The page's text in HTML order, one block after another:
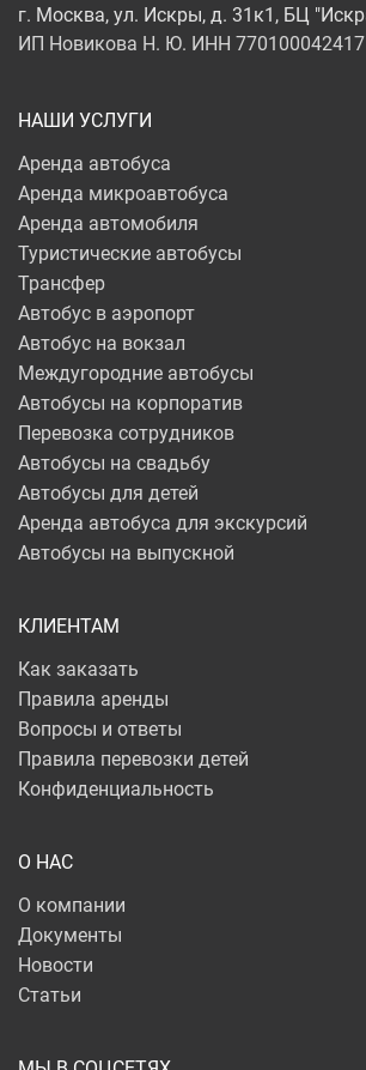
г. Москва, ул. Искры, д. 31к1, БЦ
ИП Новикова Н. Ю. ИНН 770100042417
НАШИ УСЛУГИ
Аренда автобуса
Аренда микроавтобуса
Аренда автомобиля
Туристические автобусы
Трансфер
Автобус в аэропорт
Автобус на вокзал
Междугородние автобусы
Автобусы на корпоратив
Перевозка сотрудников
Автобусы на свадьбу
Автобусы для детей
Аренда автобуса для экскурсий
Автобусы на выпускной
КЛИЕНТАМ
Как заказать
Правила аренды
Вопросы и ответы
Правила перевозки детей
Конфиденциальность
О НАС
О компании
Документы
Новости
Статьи